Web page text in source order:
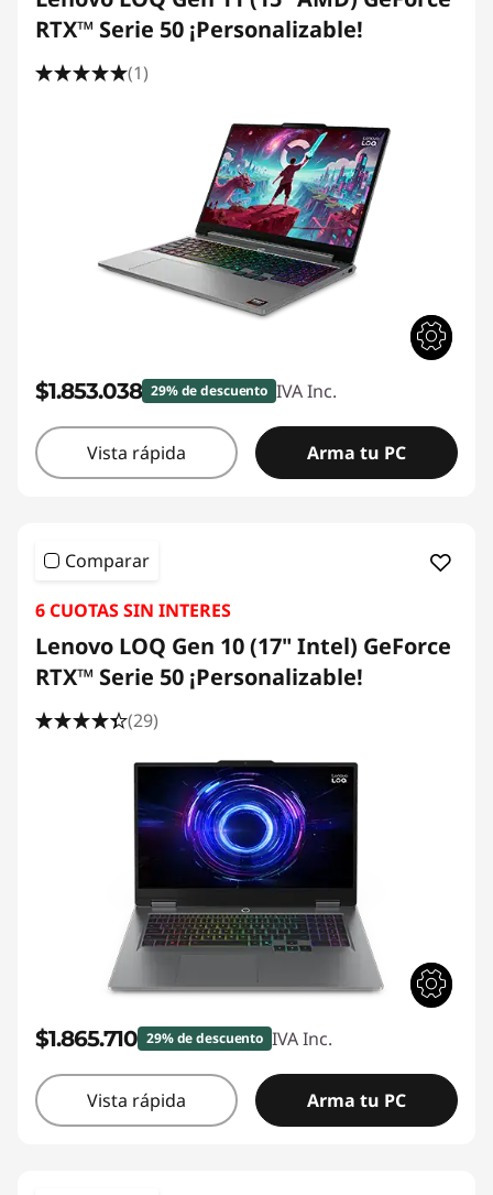
RTX™ Serie 50 ¡Personalizable!
(1)
$1.853.038 29% de descuento IVA Inc.
Vista rápida Arma tu PC
Comparar
6 CUOTAS SIN INTERES
Lenovo LOQ Gen 10 (17" Intel) GeForce
RTX™ Serie 50 ¡Personalizable!
(29)
$1.865.710 29% de descuento IVA Inc.
Vista rápida Arma tu PC